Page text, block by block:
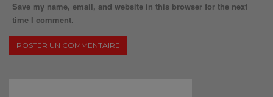
Save my name, email, and website in this browser for the next
time I comment.